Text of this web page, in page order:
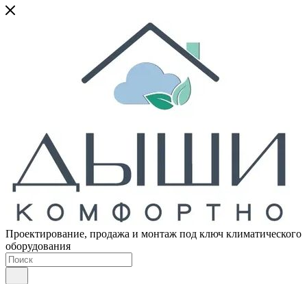
Проектирование, продажа и монтаж под ключ климатического
оборудования